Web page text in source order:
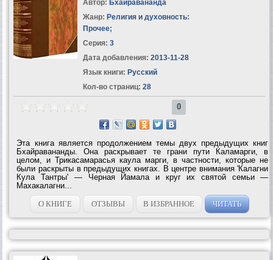
Автор: Бхайравананда
Жанр: Религия и духовность:
Прочее;
Серия: 3
Дата добавления: 2013-11-28
Язык книги: Русский
Кол-во страниц: 28
0
Эта книга является продолжением темы двух предыдущих книг
Бхайравананды. Она раскрывает те грани пути Каламарги, в
целом, и Трикасамарасья каула марги, в частности, которые не
были раскрыты в предыдущих книгах. В центре внимания 'Калагни
Кула Тантры' — Черная Йамала и круг их святой семьи —
Махакалагни...
О КНИГЕ
ОТЗЫВЫ В ИЗБРАННОЕ ЧИТАТЬ